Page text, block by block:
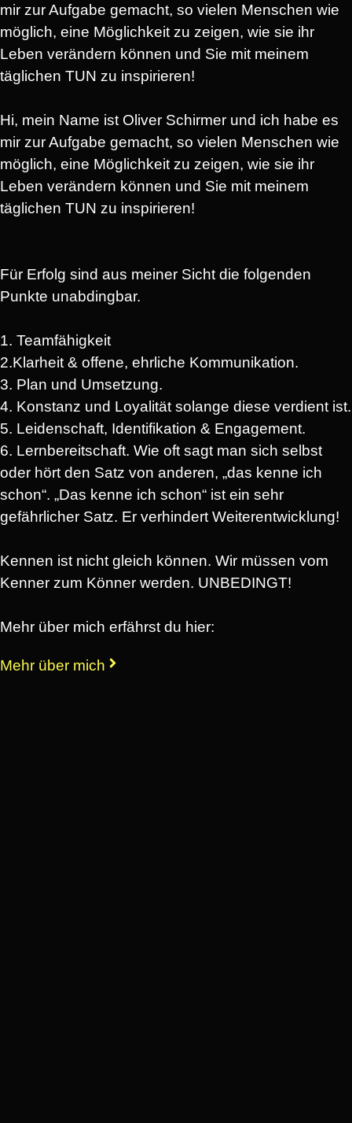
mir zur Aufgabe gemacht, so vielen Menschen wie
möglich, eine Möglichkeit zu zeigen, wie sie ihr
Leben verändern können und Sie mit meinem
täglichen TUN zu inspirieren!
Hi, mein Name ist Oliver Schirmer und ich habe es
mir zur Aufgabe gemacht, so vielen Menschen wie
möglich, eine Möglichkeit zu zeigen, wie sie ihr
Leben verändern können und Sie mit meinem
täglichen TUN zu inspirieren!
Für Erfolg sind aus meiner Sicht die folgenden
Punkte unabdingbar.
1. Teamfähigkeit
2.Klarheit & offene, ehrliche Kommunikation.
3. Plan und Umsetzung.
4. Konstanz und Loyalität solange diese verdient ist.
5. Leidenschaft, Identifikation & Engagement.
6. Lernbereitschaft. Wie oft sagt man sich selbst
oder hört den Satz von anderen, „das kenne ich
schon“. „Das kenne ich schon“ ist ein sehr
gefährlicher Satz. Er verhindert Weiterentwicklung!
Kennen ist nicht gleich können. Wir müssen vom
Kenner zum Könner werden. UNBEDINGT!
Mehr über mich erfährst du hier:
Mehr über mich